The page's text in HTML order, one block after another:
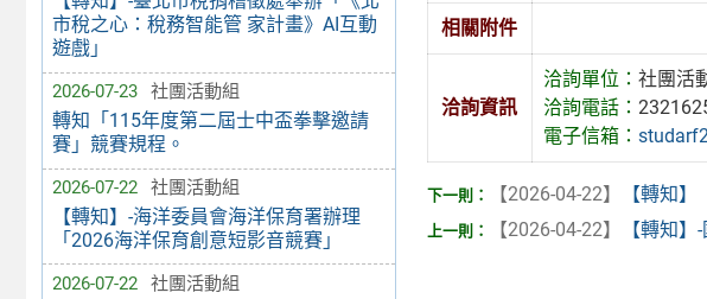
市稅之心：稅務智能管 家計畫》AI互動
遊戲」
2026-07-23 社團活動組
轉知「115年度第二屆士中盃拳擊邀請
賽」競賽規程。
2026-07-22 社團活動組
【轉知】-海洋委員會海洋保育署辦理
「2026海洋保育創意短影音競賽」
2026-07-22 社團活動組
相關附件
洽詢資訊
洽詢單位：社團活
洽詢電話：
電子信箱：
【2026-04-22】
【轉知
【2026-04-22】
【轉知